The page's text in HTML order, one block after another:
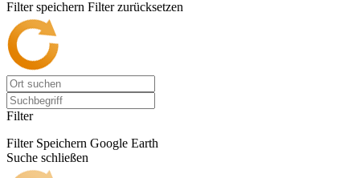
Filter speichern Filter zurücksetzen
Filter
Filter Speichern Google Earth
Suche schließen